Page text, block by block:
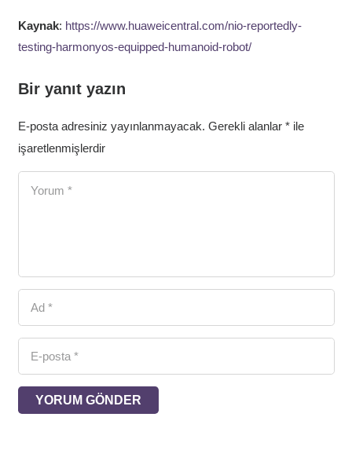
Kaynak: https://www.huaweicentral.com/nio-reportedly-
testing-harmonyos-equipped-humanoid-robot/
Bir yanıt yazın
E-posta adresiniz yayınlanmayacak. Gerekli alanlar *ile
işaretlenmişlerdir
YORUM GÖNDER